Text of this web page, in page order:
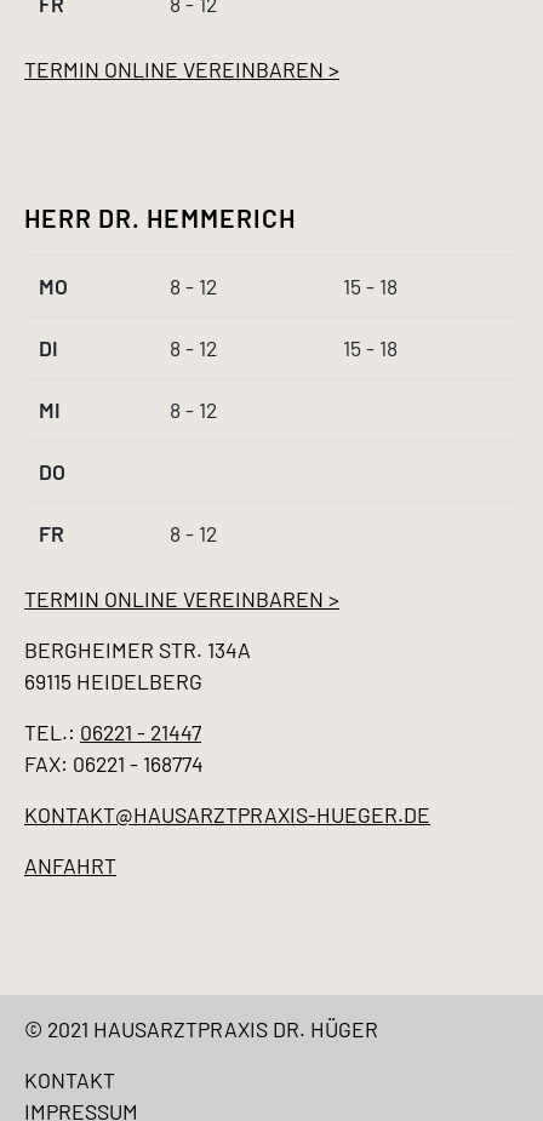
TERMIN ONLINE VEREINBAREN >
HERR DR. HEMMERICH
MO 8 - 12 15 - 18
DI 8 - 12 15 - 18
MI 8 - 12
DO
FR 8 - 12
TERMIN ONLINE VEREINBAREN >
BERGHEIMER STR. 134A
69115 HEIDELBERG
TEL.: 06221 - 21447
FAX: 06221 - 168774
KONTAKT@HAUSARZTPRAXIS-HUEGER.DE
ANFAHRT
© 2021 HAUSARZTPRAXIS DR. HÜGER
KONTAKT
IMPRESSUM